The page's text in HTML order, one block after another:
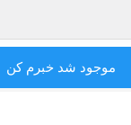
موجود شد خبرم کن